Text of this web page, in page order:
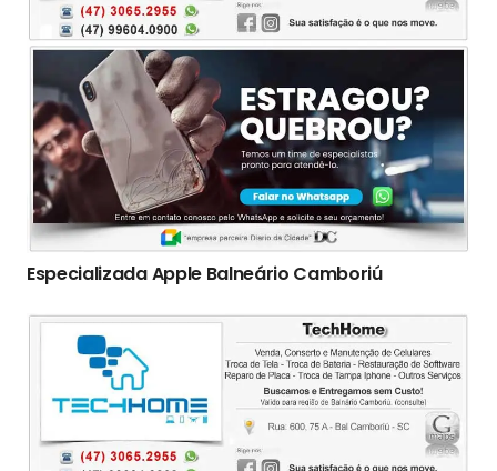
Especializada Apple Balneário Camboriú